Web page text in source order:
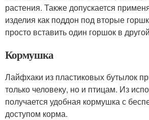
растения. Также допускается
изделия как поддон под вторые
просто вставить один горшок в
Кормушка
Лайфхаки из пластиковых бутылок
только человеку, но и птицам. Из
получается удобная кормушка с
доступом корма.